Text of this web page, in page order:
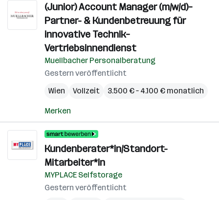
(Junior) Account Manager (m/w/d)–
Partner- & Kundenbetreuung für
innovative Technik–
Vertriebsinnendienst
Muellbacher Personalberatung
Gestern veröffentlicht
Wien
Vollzeit 3.500 € – 4.100 € monatlich
Merken
Kundenberater*in/Standort-
Mitarbeiter*in
MYPLACE Selfstorage
Gestern veröffentlicht